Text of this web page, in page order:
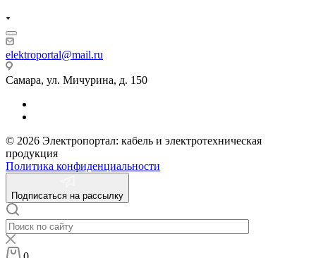
elektroportal@mail.ru
Самара, ул. Мичурина, д. 150
© 2026 Электропортал: кабель и электротехническая
продукция
Политика конфиденциальности
Подписаться на рассылку